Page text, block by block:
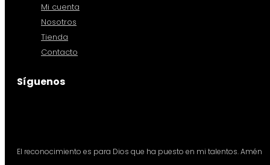
Mi cuenta
Nosotros
Tienda
Contacto
Síguenos
El reconocimiento es para Dios que ha puesto en mi talentos. Amén